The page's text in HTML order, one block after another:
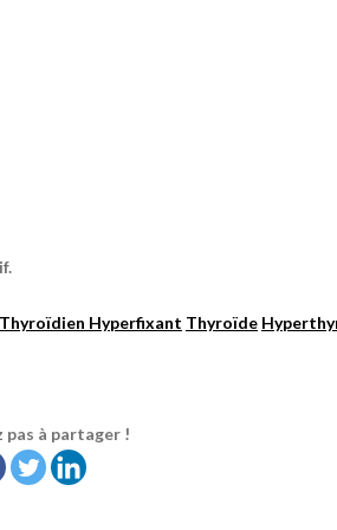
Hyperfixant Thyroïde
pas à partager !